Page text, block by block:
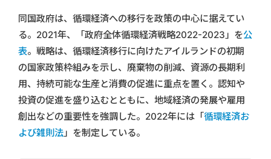
同国政府は、循環経済への移行を政策の中心に据えてい
る。2021年、「政府全体循環経済戦略2022-2023」を公
表。戦略は、循環経済移行に向けたアイルランドの初期
の国家政策枠組みを示し、廃棄物の削減、資源の長期利
用、持続可能な生産と消費の促進に重点を置く。認知や
投資の促進を盛り込むとともに、地域経済の発展や雇用
創出などの重要性を強調した。2022年には「循環経済お
よび雑則法」を制定している。